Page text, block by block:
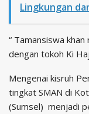
Lingkungan
“ Tamansiswa
dengan tokoh Ki
Mengenai kisruh
tingkat SMAN di
(Sumsel) menjadi